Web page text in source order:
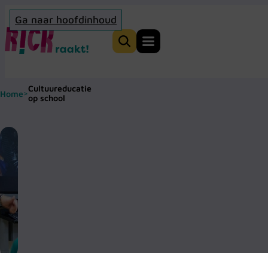
Ga naar hoofdinhoud
Home
Zoeken
Home>Cultuureducatie
op school